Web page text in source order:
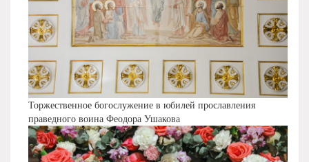
Торжественное богослужение в юбилей прославления
праведного воина Феодора Ушакова